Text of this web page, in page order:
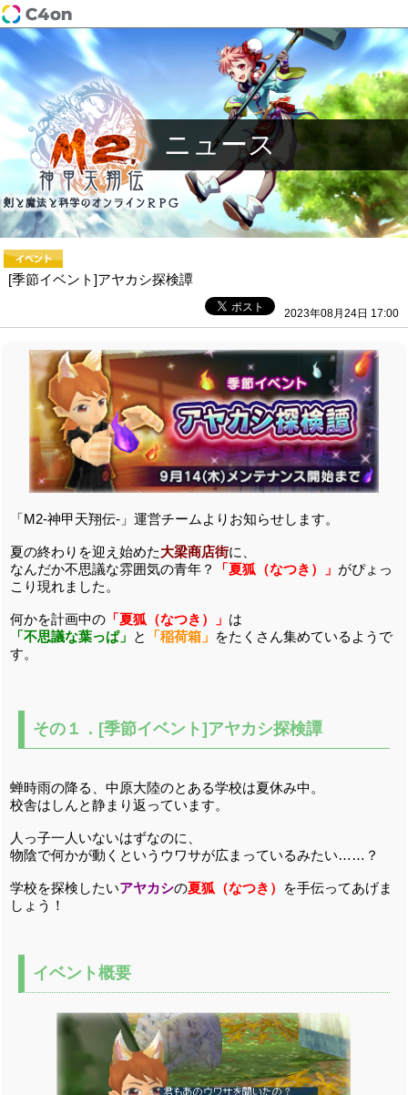
ニュース
[季節イベント]アヤカシ探検譚
2023年08月24日 17:00
「M2-神甲天翔伝-」運営チームよりお知らせします。
夏の終わりを迎え始めた大梁商店街に、
なんだか不思議な雰囲気の青年？
「夏狐（なつき）」 がぴょっ
こり現れました。
何かを計画中の 「夏狐（なつき）」 は
「不思議な葉っぱ」 と 「稲荷箱」 をたくさん集めているようで
す。
その１．[季節イベント]アヤカシ探検譚
蝉時雨の降る、中原大陸のとある学校は夏休み中。
校舎はしんと静まり返っています。
人っ子一人いないはずなのに、
物陰で何かが動くというウワサが広まっているみたい……？
学校を探検したいアヤカシの夏狐（なつき）
を手伝ってあげま
しょう！
イベント概要